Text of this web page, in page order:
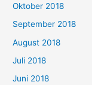
Oktober 2018
September 2018
August 2018
Juli 2018
Juni 2018